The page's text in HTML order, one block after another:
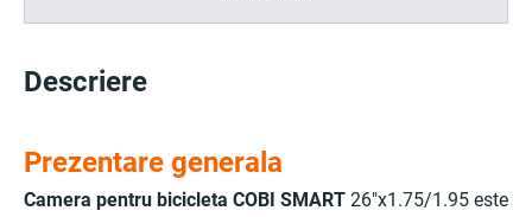
Descriere
Prezentare generala
Camera pentru bicicleta COBI SMART 26"x1.75/1.95 este